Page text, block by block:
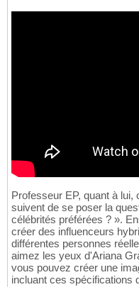
Professeur EP, quant à
suivent de se poser la
célébrités préférées ? ».
créer des influenceurs
différentes personnes
aimez les yeux d'Ariana
vous pouvez créer une
incluant ces spécifications